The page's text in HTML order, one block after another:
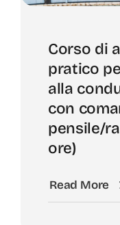
Corso di
pratico
alla
con
pensile/
ore)
Read More